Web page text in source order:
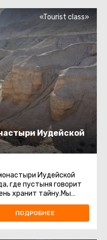
Иудейской
«Tourist class»
Иудейской
где пустыня говорит
хранит тайну.Мы
ПОДРОБНЕЕ